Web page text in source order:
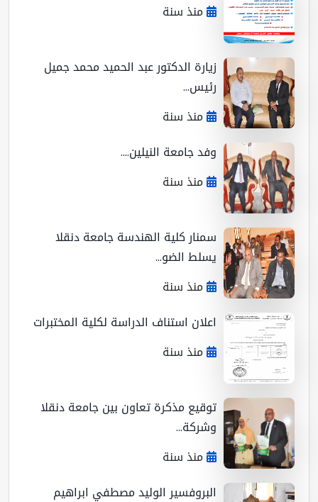
منذ سنة
زيارة الدكتور عبد الحميد محمد جميل
رئيس...
منذ سنة
وفد جامعة النيلين....
منذ سنة
سمنار كلية الهندسة جامعة دنقلا
يسلط الضو...
منذ سنة
اعلان استناف الدراسة لكلية المختبرات
منذ سنة
توقيع مذكرة تعاون بين جامعة دنقلا
وشركة...
منذ سنة
البروفسير الوليد مصطفي ابراهيم